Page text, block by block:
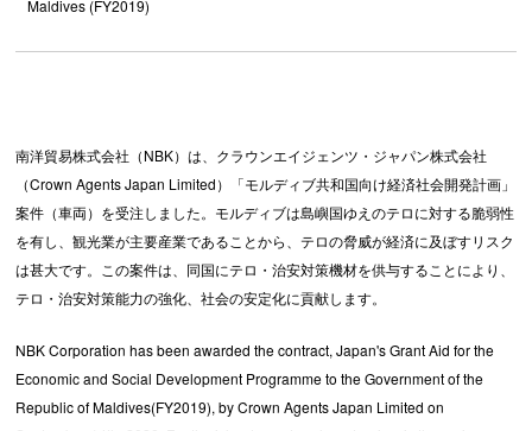
Maldives (FY2019)
南洋貿易株式会社（NBK）は、クラウンエイジェンツ・ジャパン株式会社
（Crown Agents Japan Limited）「モルディブ共和国向け経済社会開発計画」
案件（車両）を受注しました。モルディブは島嶼国ゆえのテロに対する脆弱性
を有し、観光業が主要産業であることから、テロの脅威が経済に及ぼすリスク
は甚大です。この案件は、同国にテロ・治安対策機材を供与することにより、
テロ・治安対策能力の強化、社会の安定化に貢献します。
NBK Corporation has been awarded the contract, Japan's Grant Aid for the
Economic and Social Development Programme to the Government of the
Republic of Maldives(FY2019), by Crown Agents Japan Limited on